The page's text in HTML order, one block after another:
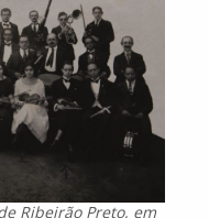
Ribeirão Preto, em